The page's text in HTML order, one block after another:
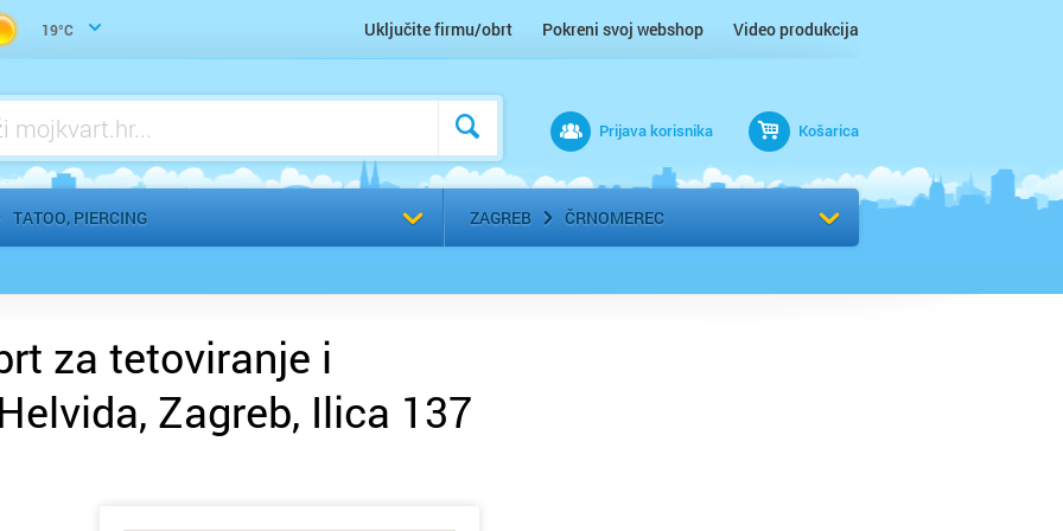
19°C Uključite firmu/obrt Pokreni svoj webshop Video produkcija
Prijava korisnika Košarica
TATOO, PIERCING
Zdravo mršavljenje, nutricionizam
ZAGREB ČRNOMEREC
Odaberi grad
za tetoviranje i
Zagreb, Ilica 137